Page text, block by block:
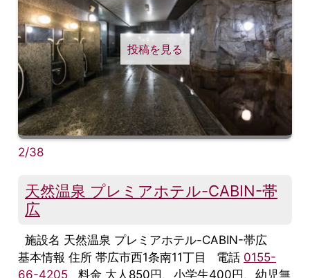
投稿を見る
2/38
天然温泉 プレミアホテル-CABIN-帯
広
施設名 天然温泉 プレミアホテル-CABIN-帯広
基本情報 住所 帯広市西1条南11丁目 電話 0155-
66-4205 料金 大人850円、小学生400円、幼児無